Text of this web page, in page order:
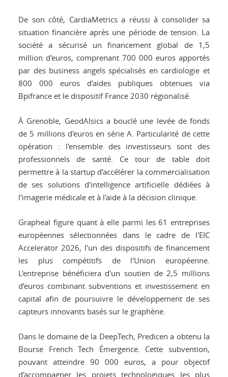
De son côté, CardiaMetrics a réussi à consolider sa
situation financière après une période de tension. La
société a sécurisé un financement global de 1,5
million d'euros, comprenant 700 000 euros apportés
par des business angels spécialisés en cardiologie et
800 000 euros d'aides publiques obtenues via
Bpifrance et le dispositif France 2030 régionalisé.
À Grenoble, GeodAIsics a bouclé une levée de fonds
de 5 millions d'euros en série A. Particularité de cette
opération : l'ensemble des investisseurs sont des
professionnels de santé. Ce tour de table doit
permettre à la startup d'accélérer la commercialisation
de ses solutions d'intelligence artificielle dédiées à
l'imagerie médicale et à l'aide à la décision clinique.
Grapheal figure quant à elle parmi les 61 entreprises
européennes sélectionnées dans le cadre de l'EIC
Accelerator 2026, l'un des dispositifs de financement
les plus compétitifs de l'Union européenne.
L'entreprise bénéficiera d'un soutien de 2,5 millions
d’euros combinant subventions et investissement en
capital afin de poursuivre le développement de ses
capteurs innovants basés sur le graphène.
Dans le domaine de la DeepTech, Predicen a obtenu la
Bourse French Tech Émergence. Cette subvention,
pouvant atteindre 90 000 euros, a pour objectif
d'accompagner les projets technologiques les plus